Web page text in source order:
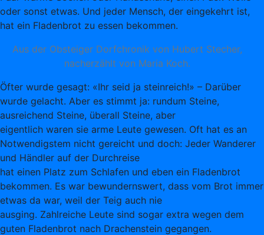
oder sonst etwas. Und jeder Mensch, der eingekehrt ist,
hat ein Fladenbrot zu essen bekommen.
Aus der Obsteiger Dorfchronik von Hubert Stecher,
nacherzählt von Maria Koch.
Öfter wurde gesagt: «Ihr seid ja steinreich!» – Darüber
wurde gelacht. Aber es stimmt ja: rundum Steine,
ausreichend Steine, überall Steine, aber
eigentlich waren sie arme Leute gewesen. Oft hat es an
Notwendigstem nicht gereicht und doch: Jeder Wanderer
und Händler auf der Durchreise
hat einen Platz zum Schlafen und eben ein Fladenbrot
bekommen. Es war bewundernswert, dass vom Brot immer
etwas da war, weil der Teig auch nie
ausging. Zahlreiche Leute sind sogar extra wegen dem
guten Fladenbrot nach Drachenstein gegangen.